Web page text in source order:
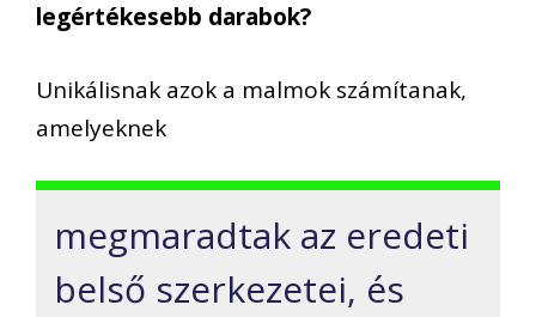
legértékesebb darabok?
Unikálisnak azok a malmok számítanak,
amelyeknek
megmaradtak az eredeti
belső szerkezetei, és